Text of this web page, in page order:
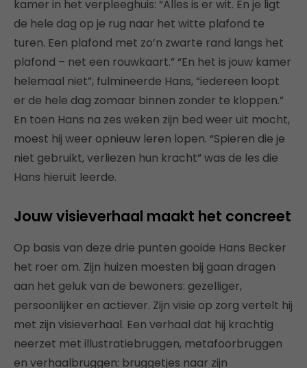
kamer in het verpleeghuis: “Alles is er wit. En je ligt
de hele dag op je rug naar het witte plafond te
turen. Een plafond met zo’n zwarte rand langs het
plafond – net een rouwkaart.” “En het is jouw kamer
helemaal niet”, fulmineerde Hans, “iedereen loopt
er de hele dag zomaar binnen zonder te kloppen.”
En toen Hans na zes weken zijn bed weer uit mocht,
moest hij weer opnieuw leren lopen. “Spieren die je
niet gebruikt, verliezen hun kracht” was de les die
Hans hieruit leerde.
Jouw visieverhaal maakt het concreet
Op basis van deze drie punten gooide Hans Becker
het roer om. Zijn huizen moesten bij gaan dragen
aan het geluk van de bewoners: gezelliger,
persoonlijker en actiever. Zijn visie op zorg vertelt hij
met zijn visieverhaal. Een verhaal dat hij krachtig
neerzet met illustratiebruggen, metafoorbruggen
en verhaalbruggen: bruggetjes naar zijn